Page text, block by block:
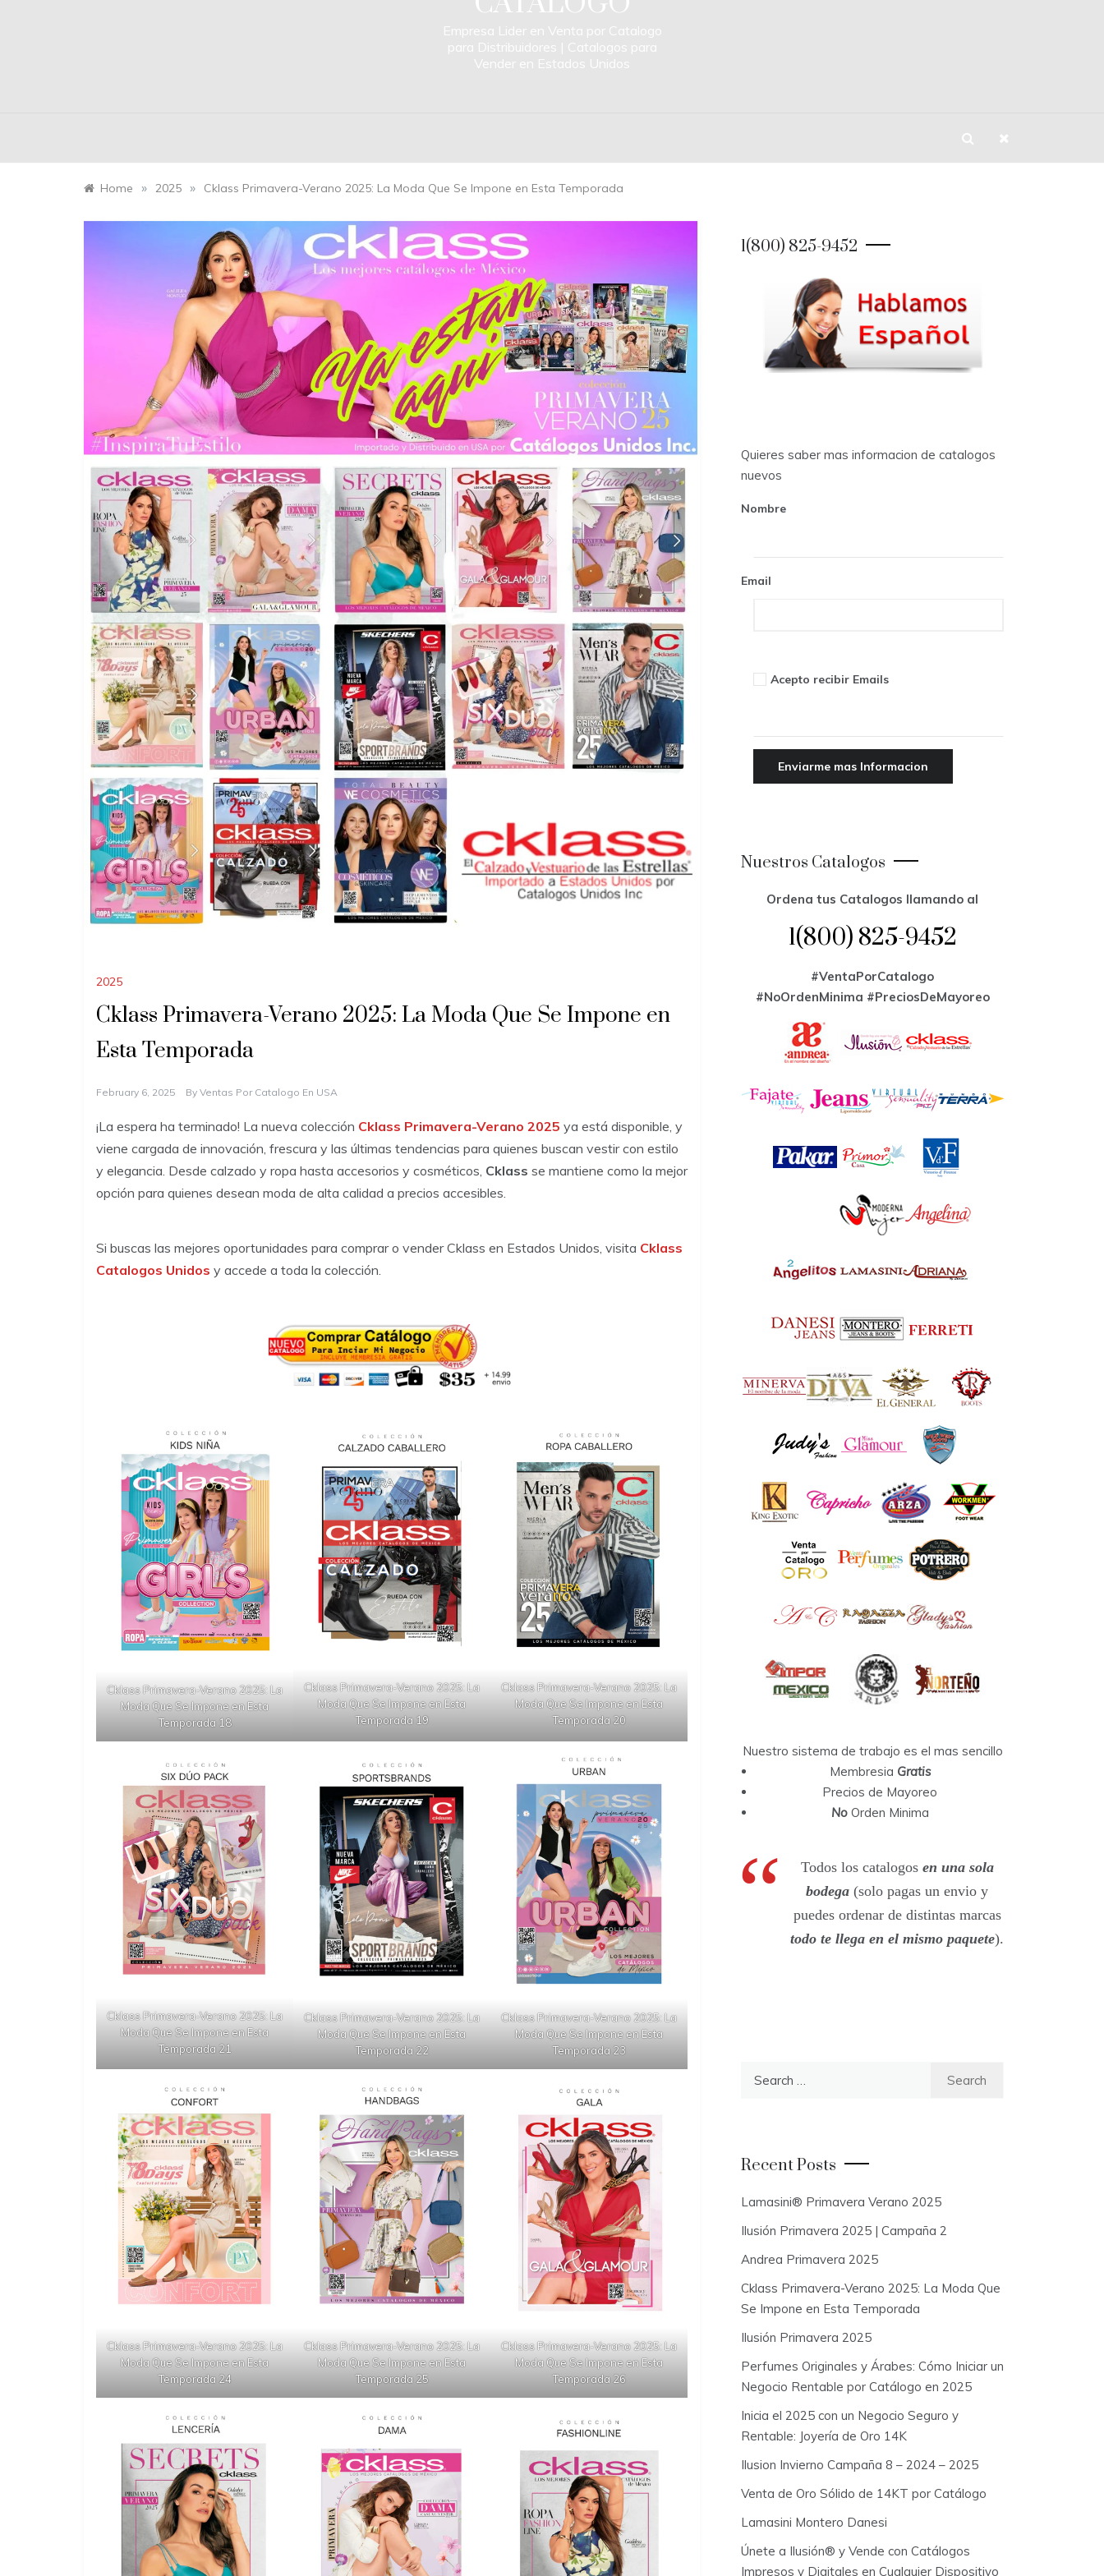
Empresa Lider en Venta por Catalogo
para Distribuidores | Catalogos para
Vender en Estados Unidos
Home » 2025 » Cklass Primavera-Verano 2025: La Moda Que Se Impone en Esta Temporada
2025
Cklass Primavera-Verano 2025: La Moda Que Se Impone en
Esta Temporada
February 6, 2025 By Ventas Por Catalogo En USA
¡La espera ha terminado! La nueva colección Cklass Primavera-Verano 2025 ya está disponible, y
viene cargada de innovación, frescura y las últimas tendencias para quienes buscan vestir con estilo
y elegancia. Desde calzado y ropa hasta accesorios y cosméticos, Cklass se mantiene como la mejor
opción para quienes desean moda de alta calidad a precios accesibles.
Si buscas las mejores oportunidades para comprar o vender Cklass en Estados Unidos, visita Cklass
Catalogos Unidos y accede a toda la colección.
Cklass Primavera-Verano 2025: La
Moda Que Se Impone en Esta
Temporada 18
Cklass Primavera-Verano 2025: La
Moda Que Se Impone en Esta
Temporada 19
Cklass Primavera-Verano 2025: La
Moda Que Se Impone en Esta
Temporada 20
Cklass Primavera-Verano 2025: La
Moda Que Se Impone en Esta
Temporada 21
Cklass Primavera-Verano 2025: La
Moda Que Se Impone en Esta
Temporada 22
Cklass Primavera-Verano 2025: La
Moda Que Se Impone en Esta
Temporada 23
Cklass Primavera-Verano 2025: La
Moda Que Se Impone en Esta
Temporada 24
Cklass Primavera-Verano 2025: La
Moda Que Se Impone en Esta
Temporada 25
Cklass Primavera-Verano 2025: La
Moda Que Se Impone en Esta
Temporada 26
1(800) 825-9452
Quieres saber mas informacion de catalogos
nuevos
Nombre
Email
Acepto recibir Emails
Nuestros Catalogos
Ordena tus Catalogos llamando al
1(800) 825-9452
#VentaPorCatalogo
#NoOrdenMinima #PreciosDeMayoreo
Nuestro sistema de trabajo es el mas sencillo
Membresia Gratis
Precios de Mayoreo
NoOrden Minima
Todos los catalogos en una sola
bodega (solo pagas un envio y
puedes ordenar de distintas marcas
todo te llega en el mismo paquete).
h
f
r
Recent Posts
Lamasini® Primavera Verano 2025
Ilusión Primavera 2025 | Campaña 2
Andrea Primavera 2025
Cklass Primavera-Verano 2025: La Moda Que
Se Impone en Esta Temporada
Ilusión Primavera 2025
Perfumes Originales y Árabes: Cómo Iniciar un
Negocio Rentable por Catálogo en 2025
Inicia el 2025 con un Negocio Seguro y
Rentable: Joyería de Oro 14K
Ilusion Invierno Campaña 8 – 2024 – 2025
Venta de Oro Sólido de 14KT por Catálogo
Lamasini Montero Danesi
Únete a Ilusión® y Vende con Catálogos
Impresos y Digitales en Cualquier Dispositivo